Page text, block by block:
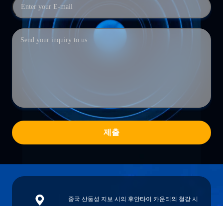
제출
중국 산둥성 지보 시의 후안타이 카운티의 철강 시